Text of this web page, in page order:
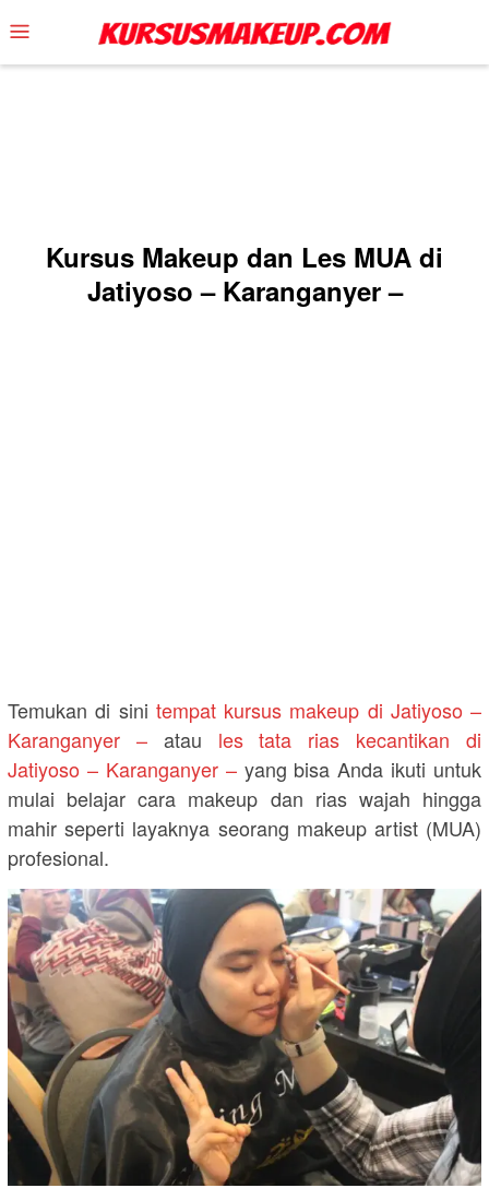
to
content
Mobile
Menu
Kursus Makeup dan Les MUA di
Jatiyoso – Karanganyer –
Temukan di sini tempat kursus makeup di Jatiyoso –
Karanganyer –atau les tata rias kecantikan di
Jatiyoso – Karanganyer –yang bisa Anda ikuti untuk
mulai belajar cara makeup dan rias wajah hingga
mahir seperti layaknya seorang makeup artist (MUA)
profesional.